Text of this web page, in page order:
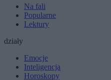
Na fali
Popularne
Lektury
działy
Emocje
Inteligencja
Horoskopy